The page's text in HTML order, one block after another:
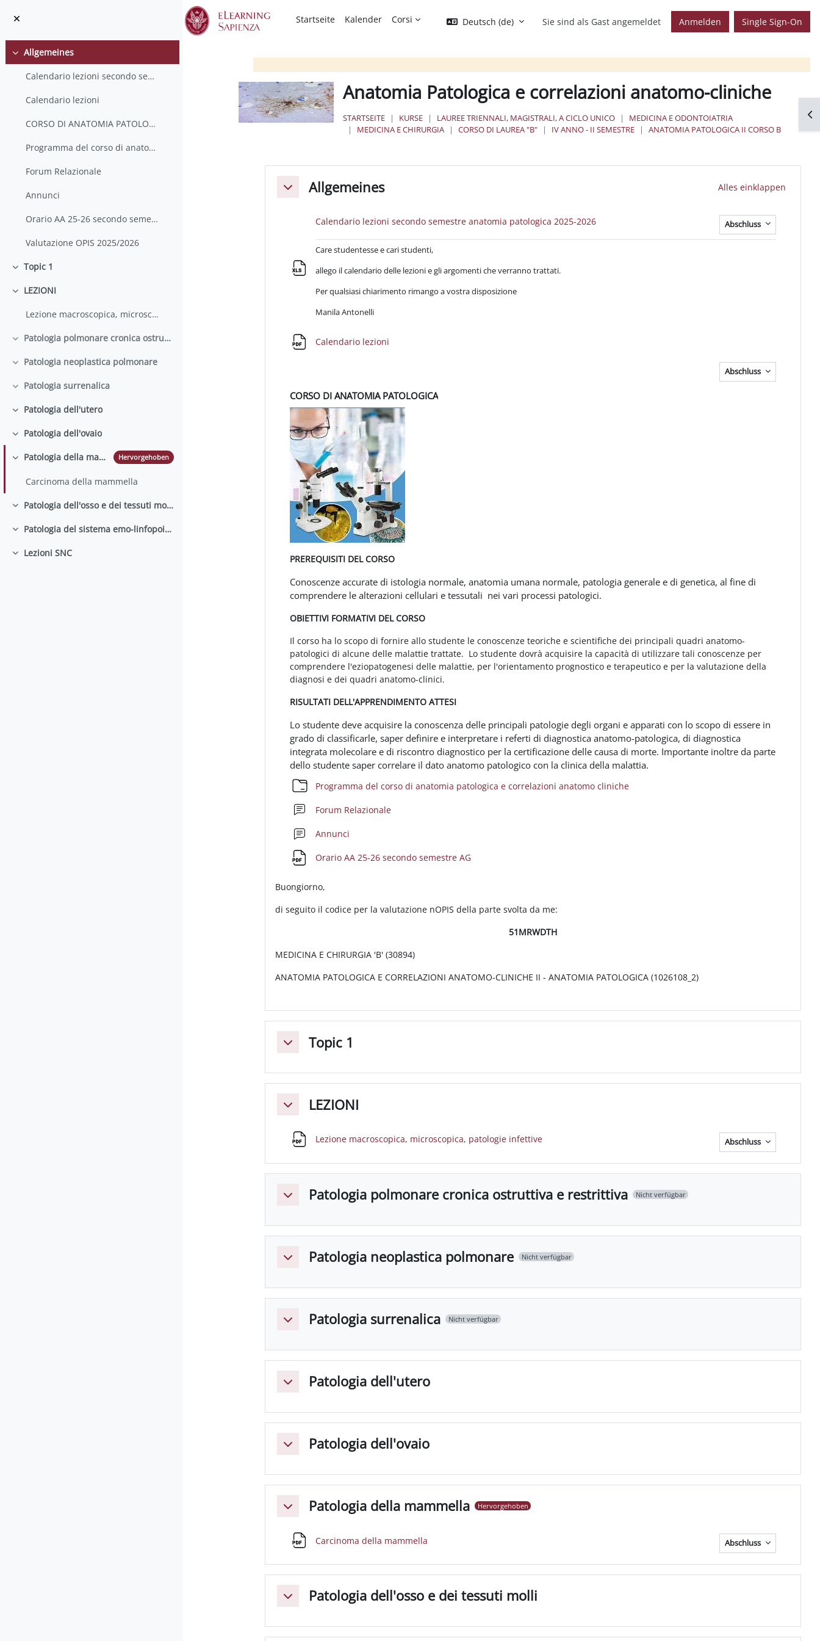
Startseite Kalender Corsi Deutsch ‎(de)‎ Sie sind als Gast angemeldet Anmelden Single Sign-On
Einklappen
Allgemeines
Calendario lezioni secondo semestre anatomia patologica 2025-2026
Calendario lezioni
CORSO DI ANATOMIA PATOLOGICAA PREREQUISITI DE...
Programma del corso di anatomia patologica e correlazioni anatomo cliniche
Forum Relazionale
Annunci
Orario AA 25-26 secondo semestre AG
Valutazione OPIS 2025/2026
Einklappen
Topic 1
Einklappen
LEZIONI
Lezione macroscopica, microscopica, patologie infettive
Einklappen Patologia polmonare cronica ostruttiva e restrittiva
Einklappen
Patologia neoplastica polmonare
Einklappen
Patologia surrenalica
Einklappen
Patologia dell'utero
Einklappen
Patologia dell'ovaio
Einklappen Patologia della mammella Hervorgehoben
Carcinoma della mammella
Einklappen Patologia dell'osso e dei tessuti molli
Einklappen Patologia del sistema emo-linfopoietico
Einklappen
Lezioni SNC
Anatomia Patologica e correlazioni anatomo-cliniche
STARTSEITE KURSE LAUREE TRIENNALI, MAGISTRALI, A CICLO UNICO
MEDICINA E ODONTOIATRIA
MEDICINA E CHIRURGIA
CORSO DI LAUREA "B" IV ANNO - II SEMESTRE ANATOMIA PATOLOGICA II CORSO B
Abschnittsübersicht
EinklappenAllgemeines Alles einklappen
Calendario lezioni secondo semestre anatomia patologica 2025-2026 Abschluss
Care studentesse e cari studenti,
allego il calendario delle lezioni e gli argomenti che verranno trattati.
Per qualsiasi chiarimento rimango a vostra disposizione
Manila Antonelli
Calendario lezioni
Abschluss
CORSO DI ANATOMIA PATOLOGICA
PREREQUISITI DEL CORSO
Conoscenze accurate di istologia normale, anatomia umana normale, patologia generale e di genetica, al fine di
comprendere le alterazioni cellulari e tessutali nei vari processi patologici.
OBIETTIVI FORMATIVI DEL CORSO
Il corso ha lo scopo di fornire allo studente le conoscenze teoriche e scientifiche dei principali quadri anatomo-
patologici di alcune delle malattie trattate. Lo studente dovrà acquisire la capacità di utilizzare tali conoscenze per
comprendere l'eziopatogenesi delle malattie, per l'orientamento prognostico e terapeutico e per la valutazione della
diagnosi e dei quadri anatomo-clinici.
RISULTATI DELL'APPRENDIMENTO ATTESI
Lo studente deve acquisire la conoscenza delle principali patologie degli organi e apparati con lo scopo di essere in
grado di classificarle, saper definire e interpretare i referti di diagnostica anatomo-patologica, di diagnostica
integrata molecolare e di riscontro diagnostico per la certificazione delle causa di morte. Importante inoltre da parte
dello studente saper correlare il dato anatomo patologico con la clinica della malattia.
Programma del corso di anatomia patologica e correlazioni anatomo clinicheVerzeichnis
Forum Relazionale
Annunci
Orario AA 25-26 secondo semestre AG
Buongiorno,
di seguito il codice per la valutazione nOPIS della parte svolta da me:
51MRWDTH
MEDICINA E CHIRURGIA 'B' (30894)
ANATOMIA PATOLOGICA E CORRELAZIONI ANATOMO-CLINICHE II - ANATOMIA PATOLOGICA (1026108_2)
Einklappen
Topic 1
EinklappenLEZIONI
Lezione macroscopica, microscopica, patologie infettive Abschluss
EinklappenPatologia polmonare cronica ostruttiva e restrittiva Nicht verfügbar
EinklappenPatologia neoplastica polmonare Nicht verfügbar
EinklappenPatologia surrenalica Nicht verfügbar
EinklappenPatologia dell'utero
EinklappenPatologia dell'ovaio
EinklappenPatologia della mammella Hervorgehoben
Carcinoma della mammella Abschluss
EinklappenPatologia dell'osso e dei tessuti molli